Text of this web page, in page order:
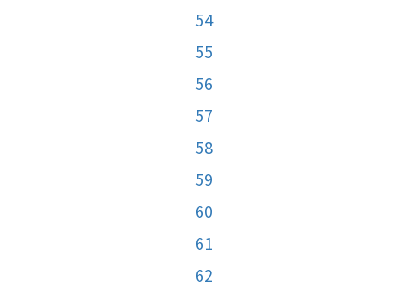
54
55
56
57
58
59
60
61
62